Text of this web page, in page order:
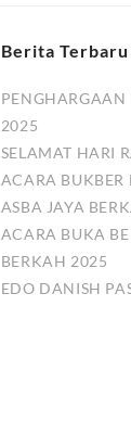
Berita Terbaru
PENGHARGAAN
2025
SELAMAT HARI
ACARA BUKBER
ASBA JAYA
ACARA BUKA
BERKAH 2025
EDO DANISH